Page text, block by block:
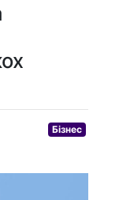
Бізнес